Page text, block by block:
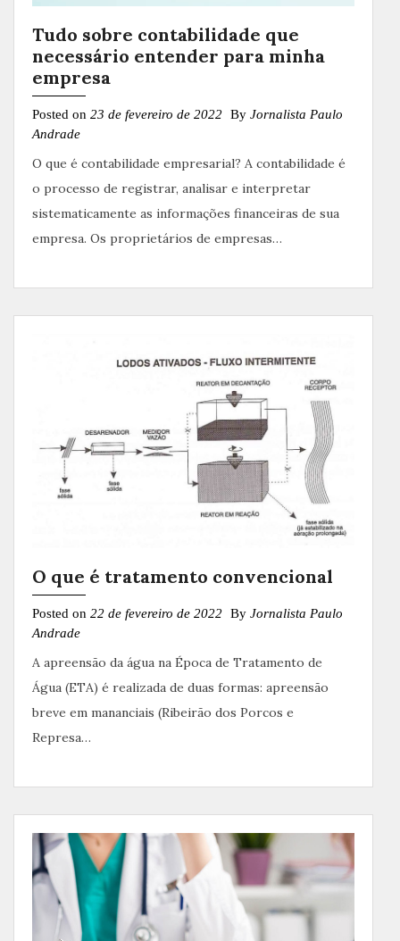
Tudo sobre contabilidade que
necessário entender para minha
empresa
Posted on 23 de fevereiro de 2022 By Jornalista Paulo
Andrade
O que é contabilidade empresarial? A contabilidade é
o processo de registrar, analisar e interpretar
sistematicamente as informações financeiras de sua
empresa. Os proprietários de empresas…
O que é tratamento convencional
Posted on 22 de fevereiro de 2022 By Jornalista Paulo
Andrade
A apreensão da água na Época de Tratamento de
Água (ETA) é realizada de duas formas: apreensão
breve em mananciais (Ribeirão dos Porcos e
Represa…